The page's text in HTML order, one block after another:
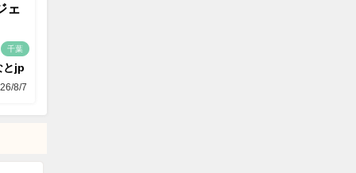
ェ
千葉
とjp
8/7